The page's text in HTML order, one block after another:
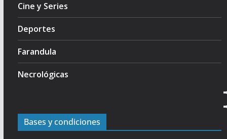
Cine y Series
Deportes
Farandula
Necrológicas
Bases y condiciones